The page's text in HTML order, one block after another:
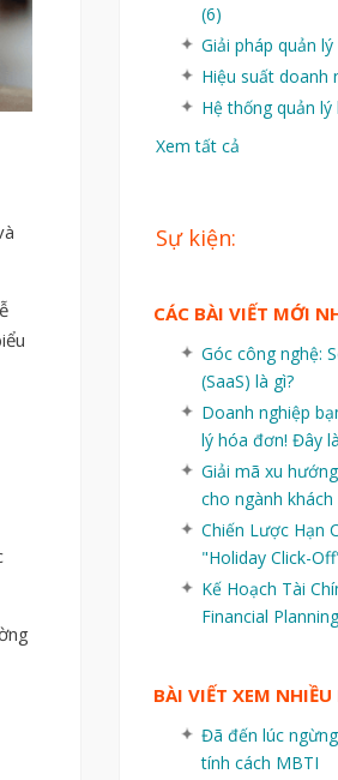
(6)
Giải pháp quản
Hiệu suất doanh
Hệ thống quản lý
Xem tất cả
Sự kiện:
CÁC BÀI VIẾT MỚI
Góc công nghệ:
(SaaS) là gì?
Doanh nghiệp
lý hóa đơn! Đây
Giải mã xu
cho ngành khách
Chiến Lược Hạn
"Holiday Click-
Kế Hoạch Tài
Financial
BÀI VIẾT XEM
Đã đến lúc
tính cách MBTI